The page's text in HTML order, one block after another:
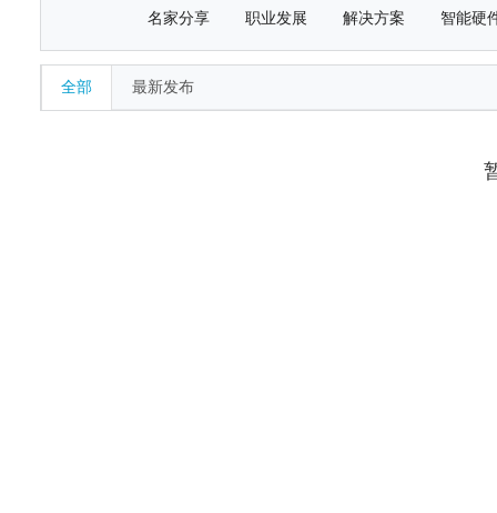
名家分享 职业发展 解决方案 智能硬
全部 最新发布